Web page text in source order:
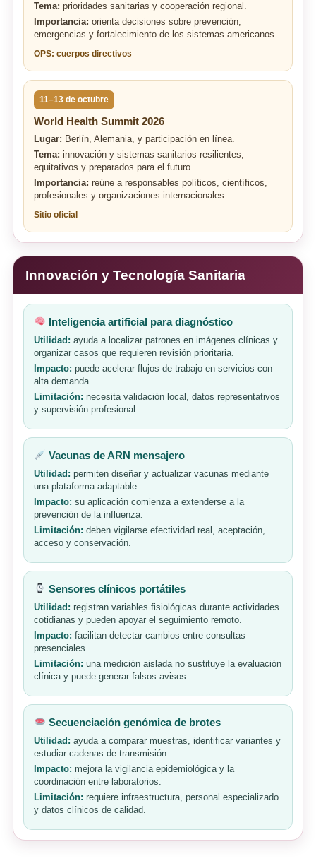
Tema: prioridades sanitarias y cooperación regional.
Importancia: orienta decisiones sobre prevención,
emergencias y fortalecimiento de los sistemas americanos.
OPS: cuerpos directivos
11–13 de octubre
World Health Summit 2026
Lugar: Berlín, Alemania, y participación en línea.
Tema: innovación y sistemas sanitarios resilientes,
equitativos y preparados para el futuro.
Importancia: reúne a responsables políticos, científicos,
profesionales y organizaciones internacionales.
Sitio oficial
Innovación y Tecnología Sanitaria
Inteligencia artificial para diagnóstico
Utilidad: ayuda a localizar patrones en imágenes clínicas y
organizar casos que requieren revisión prioritaria.
Impacto: puede acelerar flujos de trabajo en servicios con
alta demanda.
Limitación: necesita validación local, datos representativos
y supervisión profesional.
Vacunas de ARN mensajero
Utilidad: permiten diseñar y actualizar vacunas mediante
una plataforma adaptable.
Impacto: su aplicación comienza a extenderse a la
prevención de la influenza.
Limitación: deben vigilarse efectividad real, aceptación,
acceso y conservación.
Sensores clínicos portátiles
Utilidad: registran variables fisiológicas durante actividades
cotidianas y pueden apoyar el seguimiento remoto.
Impacto: facilitan detectar cambios entre consultas
presenciales.
Limitación: una medición aislada no sustituye la evaluación
clínica y puede generar falsos avisos.
Secuenciación genómica de brotes
Utilidad: ayuda a comparar muestras, identificar variantes y
estudiar cadenas de transmisión.
Impacto: mejora la vigilancia epidemiológica y la
coordinación entre laboratorios.
Limitación: requiere infraestructura, personal especializado
y datos clínicos de calidad.